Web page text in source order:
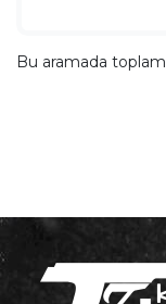
Bu aramada toplam